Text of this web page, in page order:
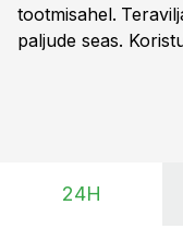
tootmisahel.
paljude seas.
24H